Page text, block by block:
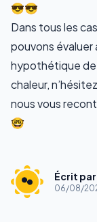
😎😎
Dans tous les
pouvons évaluer
hypothétique
chaleur,
nous vous
🤓
Écrit par
06/08/